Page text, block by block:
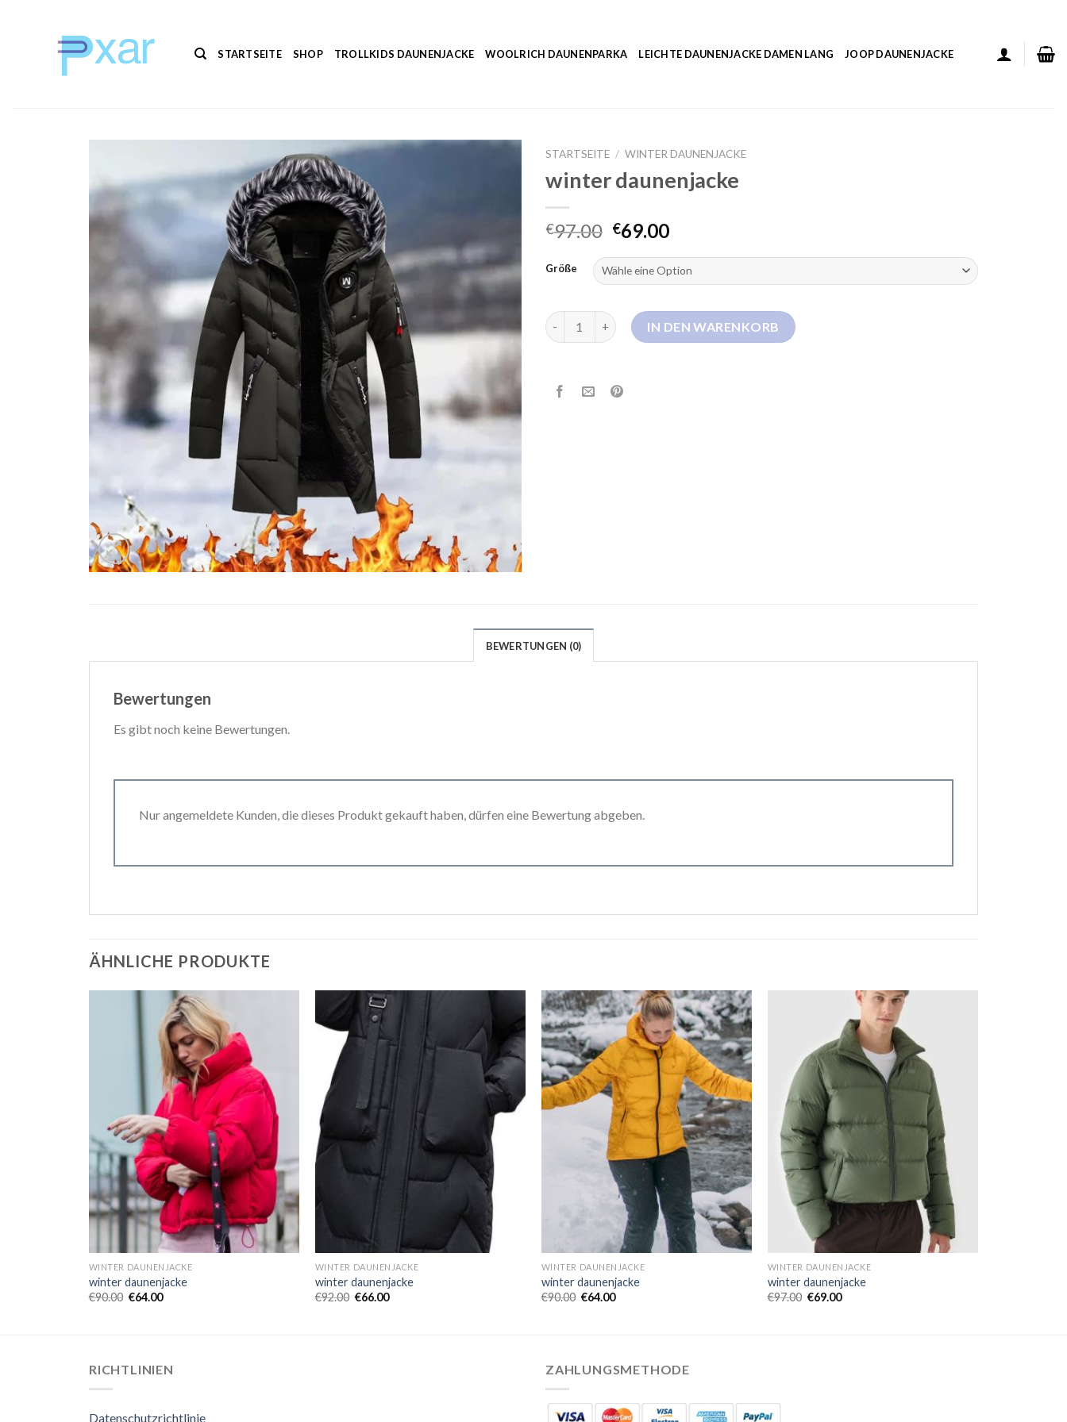
STARTSEITE SHOP TROLLKIDS DAUNENJACKE WOOLRICH DAUNENPARKA LEICHTE DAUNENJACKE DAMEN LANG JOOP DAUNENJACKE
STARTSEITE / WINTER DAUNENJACKE
winter daunenjacke
€97.00 €69.00
Größe
winter daunenjacke MengeIN DEN WARENKORB
BEWERTUNGEN (0)
Bewertungen
Es gibt noch keine Bewertungen.
Nur angemeldete Kunden, die dieses Produkt gekauft haben, dürfen eine Bewertung abgeben.
ÄHNLICHE PRODUKTE
WINTER DAUNENJACKE
winter daunenjacke
€90.00 €64.00
WINTER DAUNENJACKE
winter daunenjacke
€92.00 €66.00
WINTER DAUNENJACKE
winter daunenjacke
€90.00 €64.00
WINTER DAUNENJACKE
winter daunenjacke
€97.00 €69.00
RICHTLINIEN
Datenschutzrichtlinie
ZAHLUNGSMETHODE